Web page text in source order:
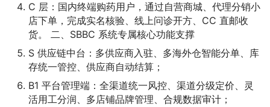
C 层：国内终端购药用户，通过自营商城、代理分销小
店下单，完成实名核验、线上问诊开方、CC 直邮收
货。 二、SBBC 系统专属核心功能支撑
S 供应链中台：多供应商入驻、多海外仓智能分单、库
存统一管控、供应商自动结算；
B1 平台管理端：全渠道统一风控、渠道分级定价、灵
活用工分润、多店铺品牌管理、合规数据审计；